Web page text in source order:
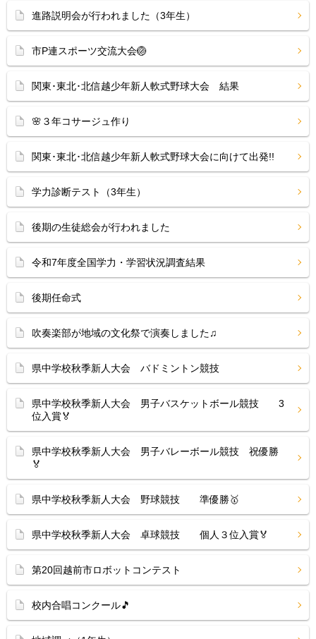
進路説明会が行われました（3年生）
市P連スポーツ交流大会🏐
関東･東北･北信越少年新人軟式野球大会 結果
🌸３年コサージュ作り
関東･東北･北信越少年新人軟式野球大会に向けて出発!!
学力診断テスト（3年生）
後期の生徒総会が行われました
令和7年度全国学力・学習状況調査結果
後期任命式
吹奏楽部が地域の文化祭で演奏しました♫
県中学校秋季新人大会 バドミントン競技
県中学校秋季新人大会 男子バスケットボール競技 3
位入賞🏅
県中学校秋季新人大会 男子バレーボール競技 祝優勝
🏅
県中学校秋季新人大会 野球競技 準優勝🥇
県中学校秋季新人大会 卓球競技 個人３位入賞🏅
第20回越前市ロボットコンテスト
校内合唱コンクール🎵